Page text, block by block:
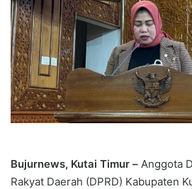
Bujurnews, Kutai Timur – Anggota
Rakyat Daerah (DPRD) Kabupaten